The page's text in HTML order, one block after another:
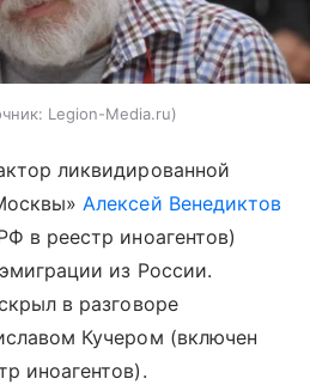
Legion-Media.ru
ликвидированной
Алексей Венедиктов
в реестр иноагентов)
из России.
в разговоре
Кучером (включен
иноагентов).